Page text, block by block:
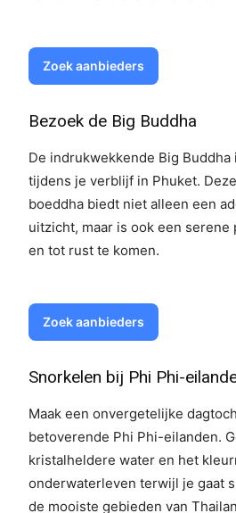
Zoek aanbieders
Bezoek de Big Buddha
De indrukwekkende Big
tijdens je verblijf in Phuket.
boeddha biedt niet alleen een
uitzicht, maar is ook een
en tot rust te komen.
Zoek aanbieders
Snorkelen bij Phi Phi-
Maak een onvergetelijke
betoverende Phi Phi-eilanden.
kristalheldere water en het
onderwaterleven terwijl je gaat
de mooiste gebieden van